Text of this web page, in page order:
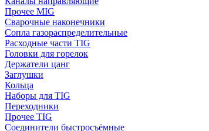
Прочее MIG
Сварочные наконечники
Сопла газораспределительные
Расходные части TIG
Головки для горелок
Держатели цанг
Заглушки
Кольца
Наборы для TIG
Переходники
Прочее TIG
Соединители быстросъёмные